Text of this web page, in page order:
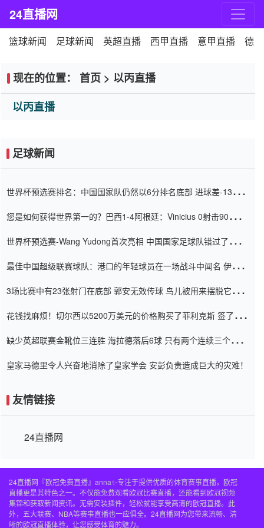
24直播网
篮球新闻 足球新闻 英超直播 西甲直播 意甲直播 德
现在的位置： 首页 > 以丙直播
以丙直播
足球新闻
世界杯预选赛排名：中国国家队仍然以6分排名底部 进球差-13令人
您是如何获得世界第一的？巴西1-4阿根廷：Vinicius 0射击90分钟
世界杯预选赛-Wang Yudong首次亮相 中国国家足球队错过了世界
最佳中国超级联赛球队：港口的年轻球员在一场战斗中闻名 伊万放
3场比赛中有23张射门在底部 郭安无效传球 鸟儿被用来摆脱它
花钱找麻烦！切尔西以5200万美元的价格购买了菲利克斯 签了7年
缺少英超联赛金靴位三连胜 海拉德落后6球 只有两个连续三个连续
皇家马德里令人兴奋地消除了皇家学会 安彭负责造成巨大的灾难！
友情链接
24直播网
24直播网『欧冠免费直播』anna✨专注于提供优质的体育赛事直播，欧冠
直播更是其特色之一。不仅能免费观看欧冠比赛直播，还能看到欧冠视频
集锦和获取新闻资讯。无需安装插件，轻松就能享受高清的欧冠直播。此
外，五大联赛、NBA等赛事直播也一应俱全。24直播网为您带来流畅、清
晰的欧冠直播体验，让您感受体育的魅力。